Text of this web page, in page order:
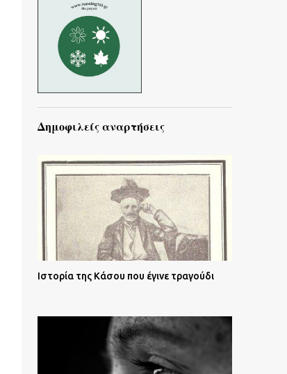
Δημοφιλείς αναρτήσεις
Ιστορία της Κάσου που έγινε τραγούδι